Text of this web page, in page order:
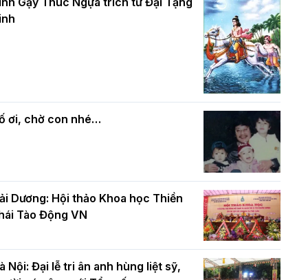
mừng Đại lễ Phật đản PL.2570 –
mùa Phật đản PL.2570
Phật giáo chính tín Phần 7: Luật nhân
quả
ơi, chờ con nhé…
Dương: Hội thảo Khoa học Thiền
Tào Động VN
Nội: Đại lễ tri ân anh hùng liệt sỹ,